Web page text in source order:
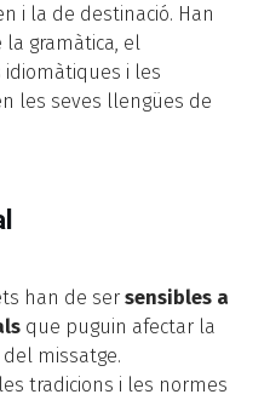
i la de destinació. Han
gramàtica, el
idiomàtiques i les
les seves llengües de
han de ser sensibles a
que puguin afectar la
missatge.
tradicions i les normes